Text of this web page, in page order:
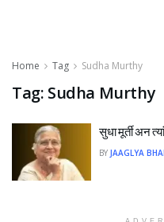
Home Tag Sudha Murthy
Tag: Sudha Murthy
सुधा मूर्ती अन
BY JAAGLYA